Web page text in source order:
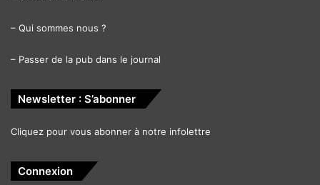
– Qui sommes nous ?
– Passer de la pub dans le journal
Newsletter : S’abonner
Cliquez pour vous abonner à notre infolettre
Connexion